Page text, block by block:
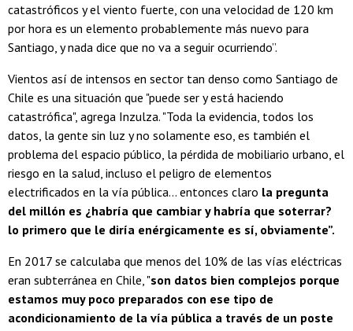
catastróficos y el viento fuerte, con una velocidad de 120 km
por hora es un elemento probablemente más nuevo para
Santiago, y nada dice que no va a seguir ocurriendo”.
Vientos así de intensos en sector tan denso como Santiago de
Chile es una situación que "puede ser y está haciendo
catastrófica", agrega Inzulza. "Toda la evidencia, todos los
datos, la gente sin luz y no solamente eso, es también el
problema del espacio público, la pérdida de mobiliario urbano, el
riesgo en la salud, incluso el peligro de elementos
electrificados en la vía pública... entonces claro la pregunta
del millón es ¿habría que cambiar y habría que soterrar?
lo primero que le diría enérgicamente es sí, obviamente”.
En 2017 se calculaba que menos del 10% de las vías eléctricas
eran subterránea en Chile, "son datos bien complejos porque
estamos muy poco preparados con ese tipo de
acondicionamiento de la vía pública a través de un poste